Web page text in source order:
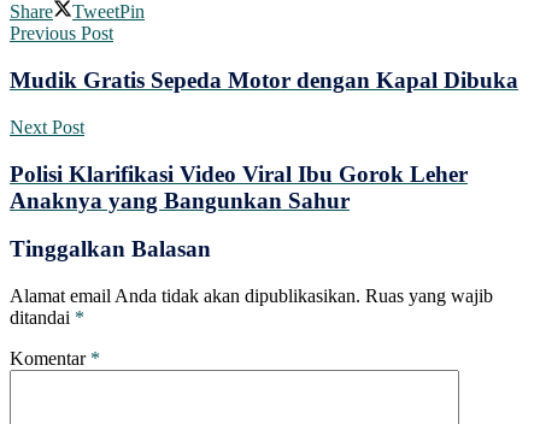
Share
TweetPin
Previous Post
Mudik Gratis Sepeda Motor dengan Kapal Dibuka
Next Post
Polisi Klarifikasi Video Viral Ibu Gorok Leher
Anaknya yang Bangunkan Sahur
Tinggalkan Balasan
Alamat email Anda tidak akan dipublikasikan. Ruas yang wajib
ditandai *
Komentar *